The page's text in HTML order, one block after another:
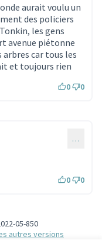
aurait voulu un
des policiers
les gens
avenue piétonne
car tous les
et toujours rien
0 0
…
0 0
05-850
autres versions